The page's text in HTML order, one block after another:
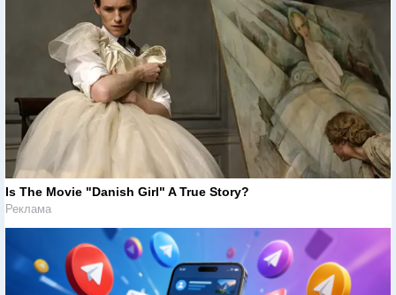
Is The Movie "Danish Girl" A True Story?
Реклама